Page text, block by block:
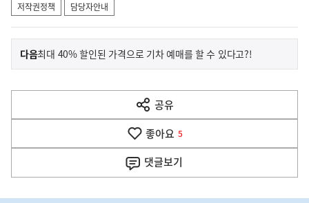
저작권정책
담당자안내
이
전
다
음
다음기
사
최대 40% 할인된 가격으로 기차 예매를 할 수 있다고?!
공유
열
기
좋아요 5
댓글보기